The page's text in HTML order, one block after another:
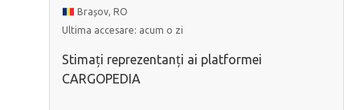
Brașov, RO
Ultima accesare: acum o zi
Stimați reprezentanți ai platformei
CARGOPEDIA